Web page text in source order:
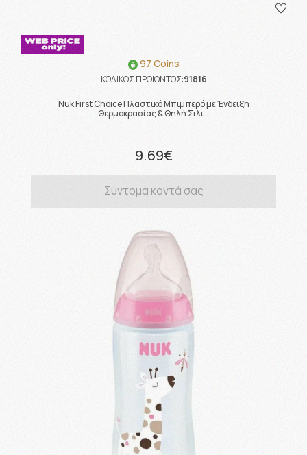
97 Coins
ΚΩΔΙΚΟΣ ΠΡΟΪΟΝΤΟΣ:91816
Nuk First Choice Πλαστικό Μπιμπερό με Ένδειξη
Θερμοκρασίας & Θηλή Σιλι …
9.69€
Σύντομα κοντά σας